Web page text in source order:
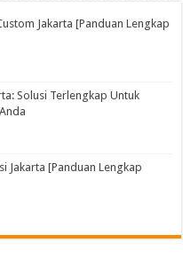
Jakarta [Panduan Lengkap
Solusi Terlengkap Untuk
Jakarta [Panduan Lengkap